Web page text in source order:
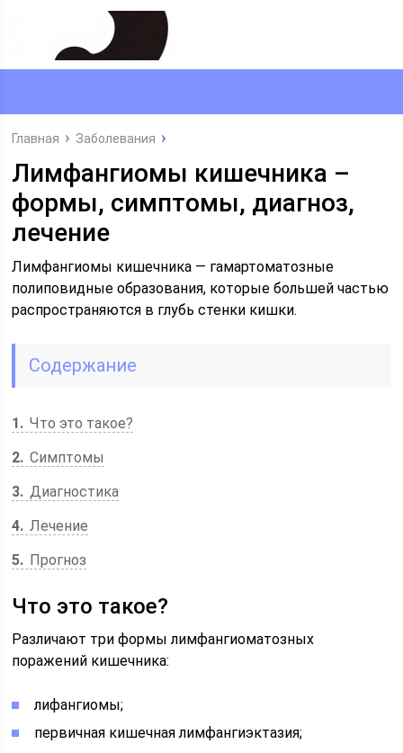
Главная Заболевания
Лимфангиомы кишечника –
формы, симптомы, диагноз,
лечение
Лимфангиомы кишечника — гамартоматозные
полиповидные образования, которые большей частью
распространяются в глубь стенки кишки.
Содержание
1
Что это такое?
2 Симптомы
3 Диагностика
4 Лечение
5
Прогноз
Что это такое?
Различают три формы лимфангиоматозных
поражений кишечника:
лифангиомы;
первичная кишечная лимфангиэктазия;